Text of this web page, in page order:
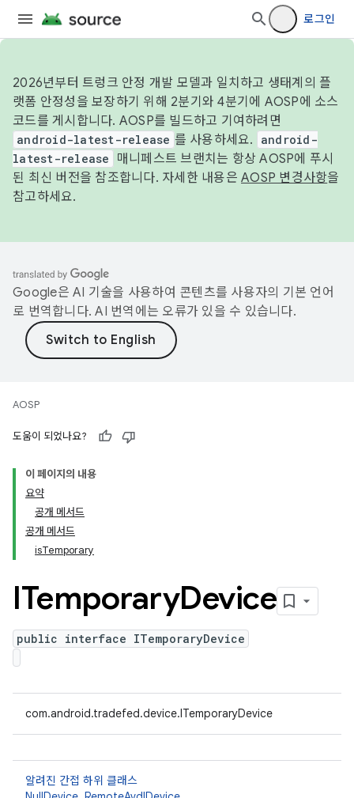
로그인
2026년부터 트렁크 안정 개발 모델과 일치하고 생태계의 플
랫폼 안정성을 보장하기 위해 2분기와 4분기에 AOSP에 소스
코드를 게시합니다. AOSP를 빌드하고 기여하려면
android-latest-release 를 사용하세요.
android-
latest-release
매니페스트 브랜치는 항상 AOSP에 푸시
된 최신 버전을 참조합니다. 자세한 내용은 AOSP 변경사항을
참고하세요.
Google은 AI 기술을 사용하여 콘텐츠를 사용자의 기본 언어
로 번역합니다. AI 번역에는 오류가 있을 수 있습니다.
AOSP
도움이 되었나요?
이 페이지의 내용
요약
공개 메서드
공개 메서드
isTemporary
ITemporaryDevice
public interface ITemporaryDevice
com.android.tradefed.device.ITemporaryDevice
알려진 간접 하위 클래스